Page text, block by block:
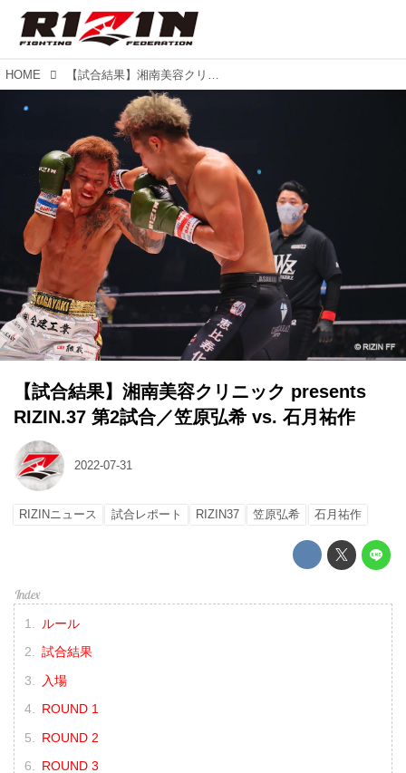
HOME 【試合結果】湘南美容クリニック presents RIZIN.37 第2試合／笠原弘希 vs. 石月祐作
【試合結果】湘南美容クリニック presents
RIZIN.37 第2試合／笠原弘希 vs. 石月祐作
2022-07-31
RIZINニュース 試合レポート RIZIN37 笠原弘希 石月祐作
ルール
試合結果
入場
ROUND 1
ROUND 2
ROUND 3